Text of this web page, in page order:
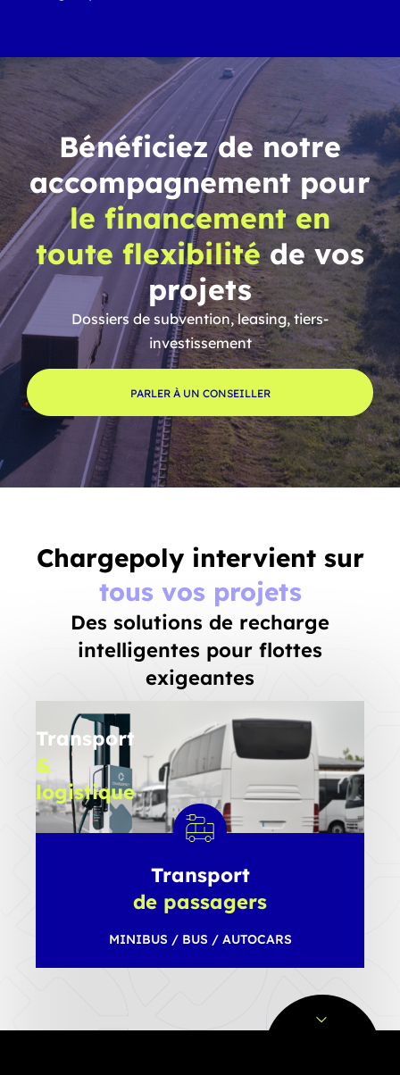
Bénéficiez de notre
accompagnement pour
le financement en
toute flexibilitéde vos
projets
Dossiers de subvention, leasing, tiers-
investissement
PARLER À UN CONSEILLER
Chargepoly intervient sur
tous vos projets
Des solutions de recharge
intelligentes pour flottes
exigeantes
Transport
&
logistique
CharactersReading
Transport
de passagers
MINIBUS / BUS / AUTOCARS